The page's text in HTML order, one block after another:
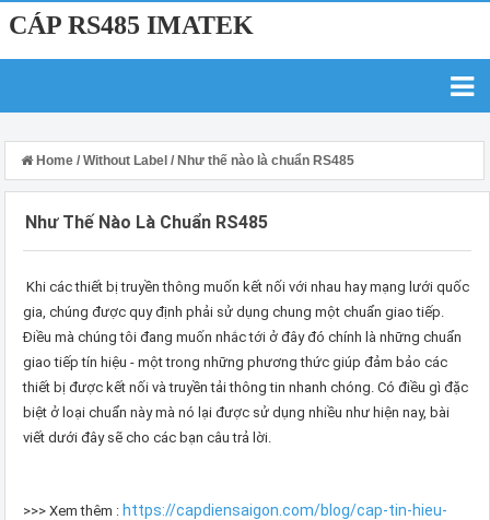
CÁP RS485 IMATEK
Home / Without Label / Như thế nào là chuẩn RS485
Như Thế Nào Là Chuẩn RS485
Khi các thiết bị truyền thông muốn kết nối với nhau hay mạng lưới quốc
gia, chúng được quy định phải sử dụng chung một chuẩn giao tiếp.
Điều mà chúng tôi đang muốn nhắc tới ở đây đó chính là những chuẩn
giao tiếp tín hiệu - một trong những phương thức giúp đảm bảo các
thiết bị được kết nối và truyền tải thông tin nhanh chóng. Có điều gì đặc
biệt ở loại chuẩn này mà nó lại được sử dụng nhiều như hiện nay, bài
viết dưới đây sẽ cho các bạn câu trả lời.
>>> Xem thêm : https://capdiensaigon.com/blog/cap-tin-hieu-